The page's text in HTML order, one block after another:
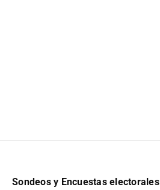
Sondeos y Encuestas electorales